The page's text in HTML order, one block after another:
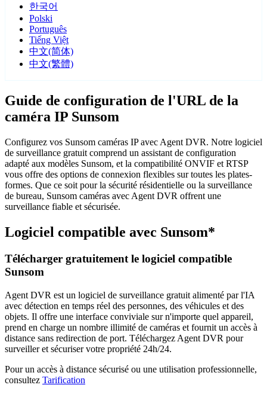
한국어
Polski
Português
Tiếng Việt
中文(简体)
中文(繁體)
Guide de configuration de l'URL de la
caméra IP Sunsom
Configurez vos Sunsom caméras IP avec Agent DVR. Notre logiciel
de surveillance gratuit comprend un assistant de configuration
adapté aux modèles Sunsom, et la compatibilité ONVIF et RTSP
vous offre des options de connexion flexibles sur toutes les plates-
formes. Que ce soit pour la sécurité résidentielle ou la surveillance
de bureau, Sunsom caméras avec Agent DVR offrent une
surveillance fiable et sécurisée.
Logiciel compatible avec Sunsom*
Télécharger gratuitement le logiciel compatible
Sunsom
Agent DVR est un logiciel de surveillance gratuit alimenté par l'IA
avec détection en temps réel des personnes, des véhicules et des
objets. Il offre une interface conviviale sur n'importe quel appareil,
prend en charge un nombre illimité de caméras et fournit un accès à
distance sans redirection de port. Téléchargez Agent DVR pour
surveiller et sécuriser votre propriété 24h/24.
Pour un accès à distance sécurisé ou une utilisation professionnelle,
consultez Tarification